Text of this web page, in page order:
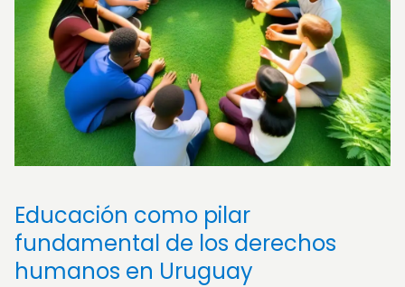
Educación como pilar
fundamental de los derechos
humanos en Uruguay